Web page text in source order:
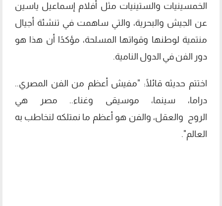
الخمسينيات والستينيات مثل أفلام إسماعيل ياسين
عن الجيش والبحرية، والتي ساهمت في تنشئة أجيال
منتمية لوطنها وقواتها المسلحة، مؤكدًا أن هذا هو
دور الفن في الدول النامية.
اختتم حديثه قائلًا: "مفيش أعظم من الفن المصري..
دراما، سينما، موسيقى وغناء.. مصر هي
الروح والعقل، والفن هو أعظم ما نمتلكه لنخاطب به
العالم".